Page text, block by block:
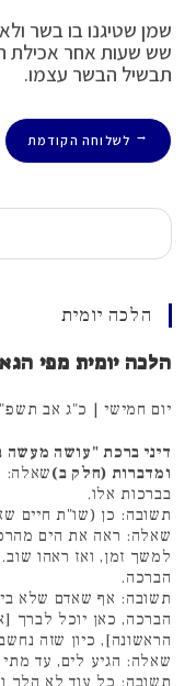
שמן שטיגנו בו בשר
שש שעות אחר אכילת
תבשיל הבשר עצמו.
← לשלוחה הקודמת
חיפוש
הלכה יומית
הלכה יומית מפי
יום חמישי | כ"ג אב
דיני ברכת "עושה מעשה
ומדברות (חלק ב)שאלה:
בברכות אלו.
תשובה: כן (שו"ת חיים
שאלה: ראה את הים
למשך זמן, ואז ראהו
הברכה.
תשובה: אף שאדם שלא
הברכה, כאן יוכל לברך
הראשונה], כיון שזה
שאלה: הגיע לים, עד